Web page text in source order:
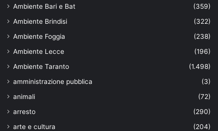
Ambiente Bari e Bat
(359)
Ambiente Brindisi
(322)
Ambiente Foggia
(238)
Ambiente Lecce
(196)
Ambiente Taranto
(1.498)
amministrazione pubblica
(3)
animali
(72)
arresto
(290)
arte e cultura
(204)